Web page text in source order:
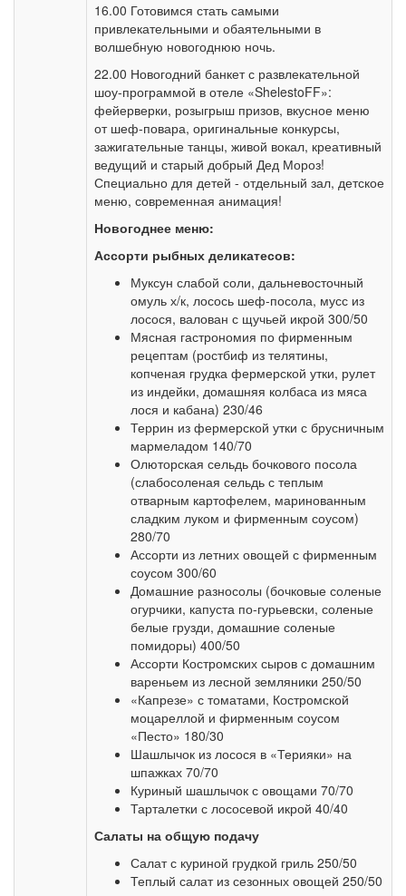
16.00 Готовимся стать самыми
привлекательными и обаятельными в
волшебную новогоднюю ночь.
22.00 Новогодний банкет с развлекательной
шоу-программой в отеле «ShelestoFF»:
фейерверки, розыгрыш призов, вкусное меню
от шеф-повара, оригинальные конкурсы,
зажигательные танцы, живой вокал, креативный
ведущий и старый добрый Дед Мороз!
Специально для детей - отдельный зал, детское
меню, современная анимация!
Новогоднее меню:
Ассорти рыбных деликатесов:
Муксун слабой соли, дальневосточный
омуль х/к, лосось шеф-посола, мусс из
лосося, валован с щучьей икрой 300/50
Мясная гастрономия по фирменным
рецептам (ростбиф из телятины,
копченая грудка фермерской утки, рулет
из индейки, домашняя колбаса из мяса
лося и кабана) 230/46
Террин из фермерской утки с брусничным
мармеладом 140/70
Олюторская сельдь бочкового посола
(слабосоленая сельдь с теплым
отварным картофелем, маринованным
сладким луком и фирменным соусом)
280/70
Ассорти из летних овощей с фирменным
соусом 300/60
Домашние разносолы (бочковые соленые
огурчики, капуста по-гурьевски, соленые
белые грузди, домашние соленые
помидоры) 400/50
Ассорти Костромских сыров с домашним
вареньем из лесной земляники 250/50
«Капрезе» с томатами, Костромской
моцареллой и фирменным соусом
«Песто» 180/30
Шашлычок из лосося в «Терияки» на
шпажках 70/70
Куриный шашлычок с овощами 70/70
Тарталетки с лососевой икрой 40/40
Салаты на общую подачу
Салат с куриной грудкой гриль 250/50
Теплый салат из сезонных овощей 250/50